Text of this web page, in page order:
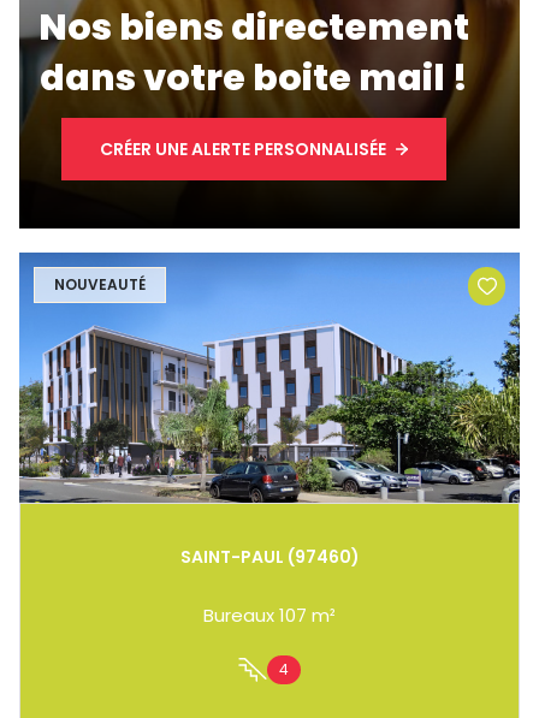
Nos biens directement
dans votre boite mail !
CRÉER UNE ALERTE PERSONNALISÉE
NOUVEAUTÉ
SAINT-PAUL (97460)
Bureaux 107 m²
4